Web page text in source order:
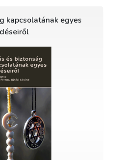
kapcsolatának egyes